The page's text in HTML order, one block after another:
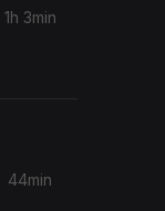
1h 3min
44min